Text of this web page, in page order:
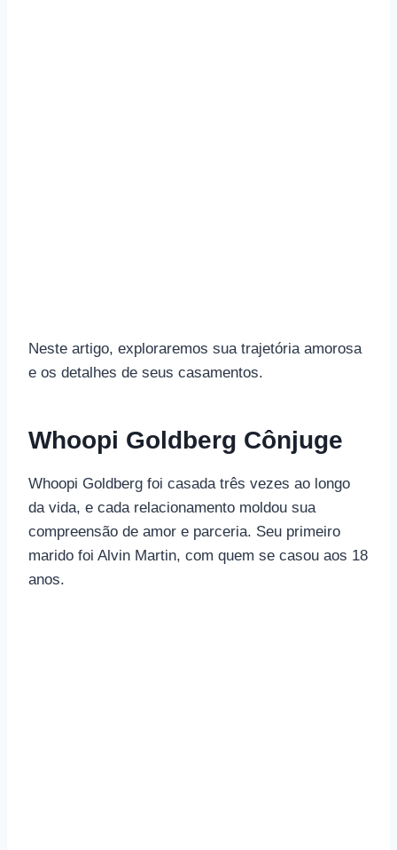
Neste artigo, exploraremos sua trajetória amorosa
e os detalhes de seus casamentos.
Whoopi Goldberg Cônjuge
Whoopi Goldberg foi casada três vezes ao longo
da vida, e cada relacionamento moldou sua
compreensão de amor e parceria. Seu primeiro
marido foi Alvin Martin, com quem se casou aos 18
anos.